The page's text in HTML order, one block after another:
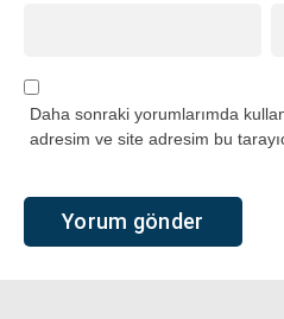
Daha sonraki yorumlarımda
adresim ve site adresim bu